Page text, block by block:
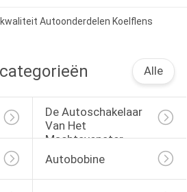
Autoonderdelen Koelflens
Alle
De Autoschakelaar
Van Het
Machtsvenster
Autobobine